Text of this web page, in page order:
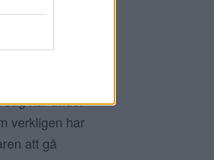
har under
verkligen har
att gå